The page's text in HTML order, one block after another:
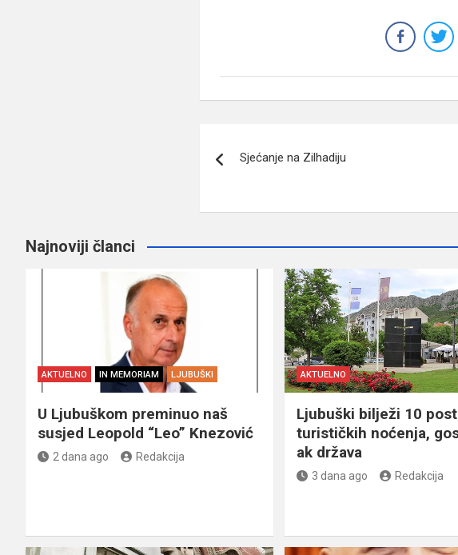
članaka
Sjećanje na Zilhadiju
Najnoviji članci
AKTUELNO IN MEMORIAM LJUBUŠKI
U Ljubuškom preminuo naš
susjed Leopold “Leo” Knezović
2 dana ago Redakcija
AKTUELNO
Ljubuški bilježi 10
turističkih noćenja,
ak država
3 dana ago Redakcija